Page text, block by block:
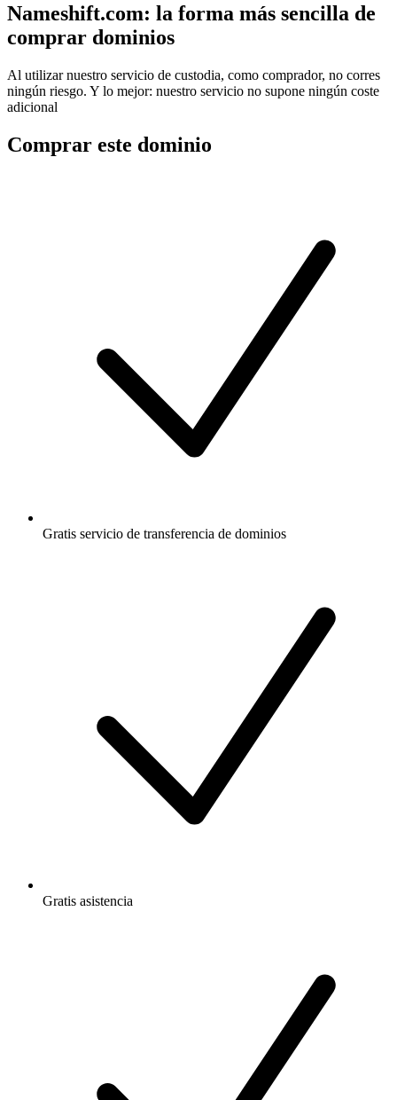
Nameshift.com: la forma más sencilla de
comprar dominios
Al utilizar nuestro servicio de custodia, como comprador, no corres
ningún riesgo. Y lo mejor: nuestro servicio no supone ningún coste
adicional
Comprar este dominio
Gratis servicio de transferencia de dominios
Gratis asistencia